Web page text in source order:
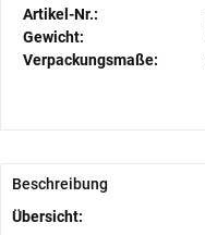
Artikel-Nr.:
Gewicht:
Verpackungsmaße:
Beschreibung
Übersicht: